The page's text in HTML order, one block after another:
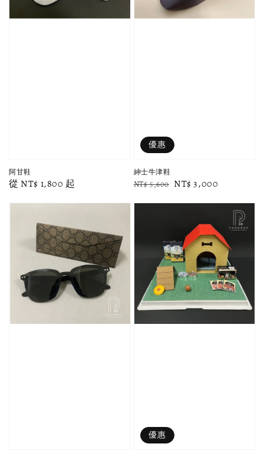
阿甘鞋
Regular
從 NT$ 1,800 起
優惠
紳士牛津鞋
Regular
NT$ 5,600 Sale
NT$ 3,000
優惠